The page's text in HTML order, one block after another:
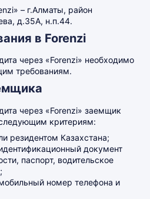
– г.Алматы, район
д.35А, н.п.44.
в Forenzi
через «Forenzi» необходимо
требованиям.
через «Forenzi» заемщик
критериям:
резидентом Казахстана;
документ
паспорт, водительское
номер телефона и